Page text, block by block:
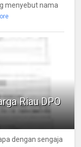
menyebut nama
Riau DPO
dengan sengaja